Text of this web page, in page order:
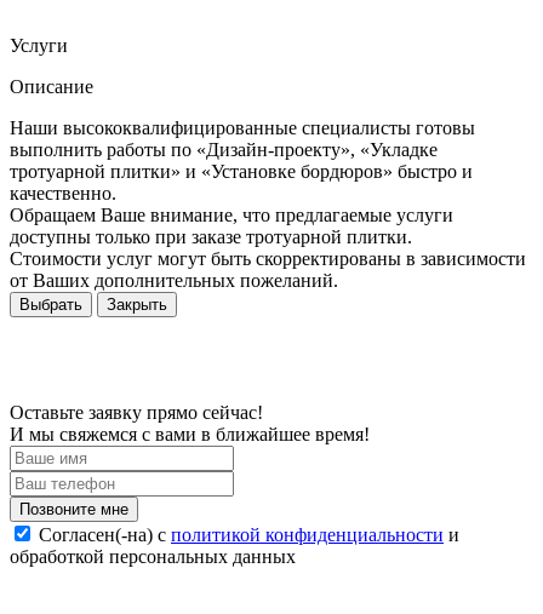
Услуги
Описание
Наши высококвалифицированные специалисты готовы
выполнить работы по «Дизайн-проекту», «Укладке
тротуарной плитки» и «Установке бордюров» быстро и
качественно.
Обращаем Ваше внимание, что предлагаемые услуги
доступны только при заказе тротуарной плитки.
Стоимости услуг могут быть скорректированы в зависимости
от Ваших дополнительных пожеланий.
Выбрать Закрыть
Оставьте заявку прямо сейчас!
И мы свяжемся с вами в ближайшее время!
Согласен(-на) c политикой конфиденциальности и
обработкой персональных данных